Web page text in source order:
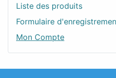
Liste des produits
Formulaire
Mon Compte